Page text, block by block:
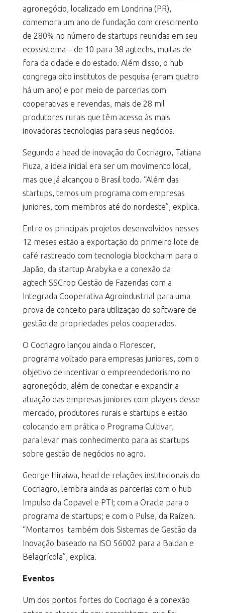
agronegócio, localizado em Londrina (PR),
comemora um ano de fundação com crescimento
de 280% no número de startups reunidas em seu
ecossistema – de 10 para 38 agtechs, muitas de
fora da cidade e do estado. Além disso, o hub
congrega oito institutos de pesquisa (eram quatro
há um ano) e por meio de parcerias com
cooperativas e revendas, mais de 28 mil
produtores rurais que têm acesso às mais
inovadoras tecnologias para seus negócios.
Segundo a head de inovação do Cocriagro, Tatiana
Fiuza, a ideia inicial era ser um movimento local,
mas que já alcançou o Brasil todo. “Além das
startups, temos um programa com empresas
juniores, com membros até do nordeste”, explica.
Entre os principais projetos desenvolvidos nesses
12 meses estão a exportação do primeiro lote de
café rastreado com tecnologia blockchaim para o
Japão, da startup Arabyka e a conexão da
agtech SSCrop Gestão de Fazendas com a
Integrada Cooperativa Agroindustrial para uma
prova de conceito para utilização do software de
gestão de propriedades pelos cooperados.
O Cocriagro lançou ainda o Florescer,
programa voltado para empresas juniores, com o
objetivo de incentivar o empreendedorismo no
agronegócio, além de conectar e expandir a
atuação das empresas juniores com players desse
mercado, produtores rurais e startups e estão
colocando em prática o Programa Cultivar,
para levar mais conhecimento para as startups
sobre gestão de negócios no agro.
George Hiraiwa, head de relações institucionais do
Cocriagro, lembra ainda as parcerias com o hub
Impulso da Copavel e PTI; com a Oracle para o
programa de startups; e com o Pulse, da Raízen.
“Montamos também dois Sistemas de Gestão da
Inovação baseado na ISO 56002 para a Baldan e
Belagrícola”, explica.
Eventos
Um dos pontos fortes do Cocriago é a conexão